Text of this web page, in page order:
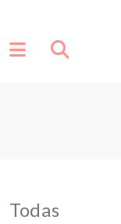
Todas